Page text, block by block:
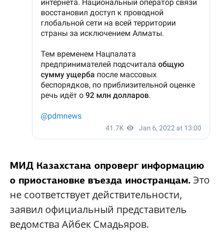
МИД Казахстана опроверг информацию
о приостановке въезда иностранцам. Это
не соответствует действительности,
заявил официальный представитель
ведомства Айбек Смадьяров.